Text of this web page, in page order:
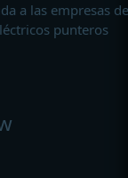
a las empresas de
punteros